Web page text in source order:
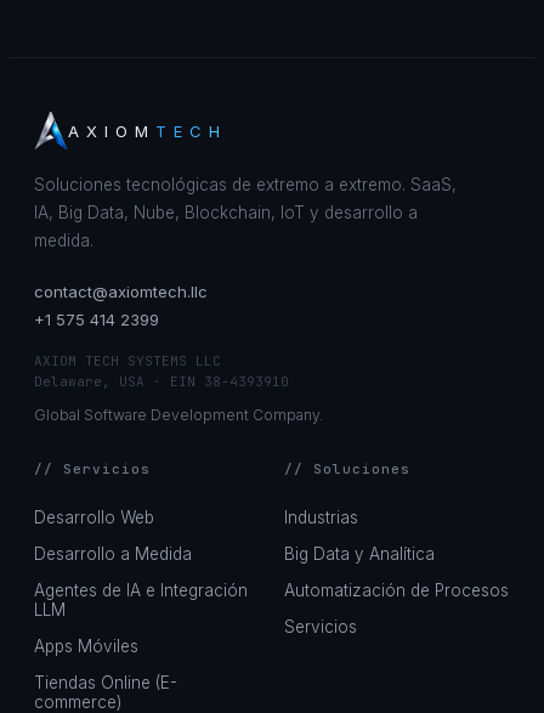
AXIOM TECH
Soluciones tecnológicas de extremo a extremo. SaaS,
IA, Big Data, Nube, Blockchain, IoT y desarrollo a
medida.
contact@axiomtech.llc
+1 575 414 2399
AXIOM TECH SYSTEMS LLC
Delaware, USA · EIN 38-4393910
Global Software Development Company.
// Servicios
Desarrollo Web
Desarrollo a Medida
Agentes de IA e Integración
LLM
Apps Móviles
Tiendas Online (E-
commerce)
// Soluciones
Industrias
Big Data y Analítica
Automatización de Procesos
Servicios